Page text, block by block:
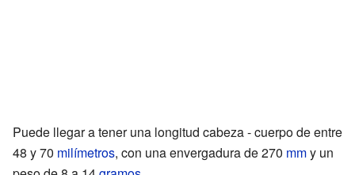
Puede llegar a tener una longitud cabeza - cuerpo de entre
48 y 70 milímetros, con una envergadura de 270 mmy un